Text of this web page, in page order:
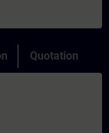
Quotation